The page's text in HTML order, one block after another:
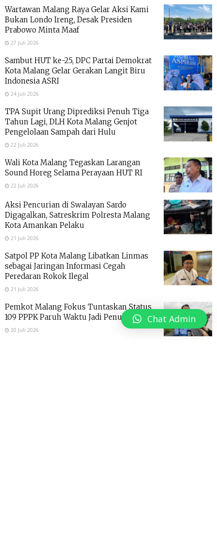
Wartawan Malang Raya Gelar Aksi Kami
Bukan Londo Ireng, Desak Presiden
Prabowo Minta Maaf
27 Juli 2026
Sambut HUT ke-25, DPC Partai Demokrat
Kota Malang Gelar Gerakan Langit Biru
Indonesia ASRI
24 Juli 2026
TPA Supit Urang Diprediksi Penuh Tiga
Tahun Lagi, DLH Kota Malang Genjot
Pengelolaan Sampah dari Hulu
22 Juli 2026
Wali Kota Malang Tegaskan Larangan
Sound Horeg Selama Perayaan HUT RI
22 Juli 2026
Aksi Pencurian di Swalayan Sardo
Digagalkan, Satreskrim Polresta Malang
Kota Amankan Pelaku
21 Juli 2026
Satpol PP Kota Malang Libatkan Linmas
sebagai Jaringan Informasi Cegah
Peredaran Rokok Ilegal
21 Juli 2026
Pemkot Malang Fokus Tuntaskan Status
109 PPPK Paruh Waktu Jadi Penuh Waktu
20 Juli 2026
Chat Admin